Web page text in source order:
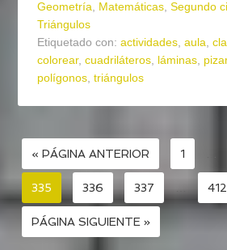
Geometría
Matemáticas ,Segundo
Triángulos
Etiquetado con:actividades ,aula ,
colorear,cuadriláteros láminas
polígonos ,triángulos
« PÁGINA ANTERIOR 1
335 336 337 … 412
PÁGINA SIGUIENTE »